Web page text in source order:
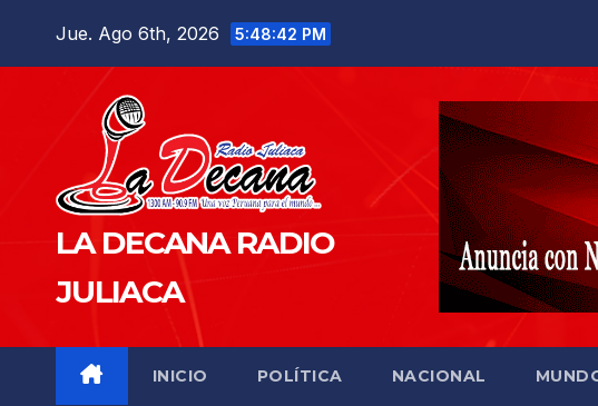
Jue. Ago 6th, 2026 5:48:43 PM
LA DECANA RADIO
JULIACA
INICIO POLÍTICA NACIONAL